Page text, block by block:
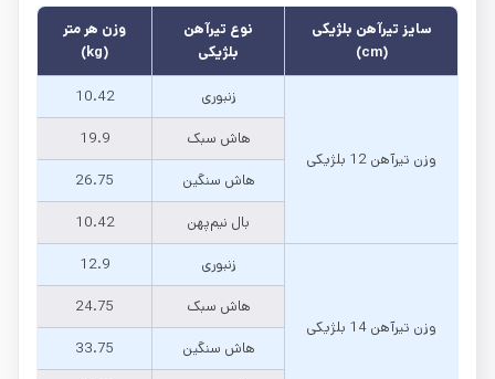
سایز تیرآهن بلژیکی
(cm)
نوع تیرآهن
بلژیکی
وزن هر متر
(kg)
وزن تیرآهن 12 بلژیکی
زنبوری
10.42
هاش سبک
19.9
هاش سنگین
26.75
بال نیم‌پهن
10.42
وزن تیرآهن 14 بلژیکی
زنبوری
12.9
هاش سبک
24.75
هاش سنگین
33.75